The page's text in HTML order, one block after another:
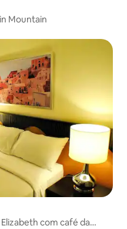
Mountain
com café da